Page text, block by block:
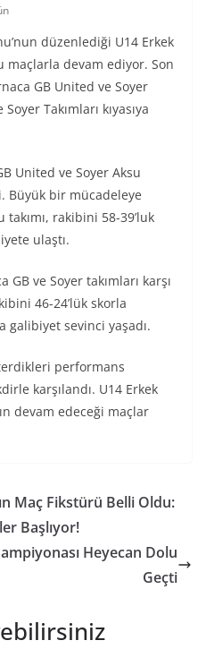
düzenlediği U14 Erkek
maçlarla devam ediyor. Son
GB United ve Soyer
Takımları kıyasıya
United ve Soyer Aksu
Büyük bir mücadeleye
takımı, rakibini 58-39’luk
ulaştı.
ve Soyer takımları karşı
46-24’lük skorla
galibiyet sevinci yaşadı.
performans
karşılandı. U14 Erkek
devam edeceği maçlar
Maç Fikstürü Belli Oldu:
Başlıyor!
Heyecan Dolu
Geçti